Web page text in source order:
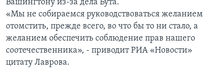
Вашингтону из-за дела Бута.
«Мы не собираемся руководствоваться желанием
отомстить, прежде всего, во что бы то ни стало, а
желанием обеспечить соблюдение прав нашего
соотечественника», - приводит РИА «Новости»
цитату Лаврова.